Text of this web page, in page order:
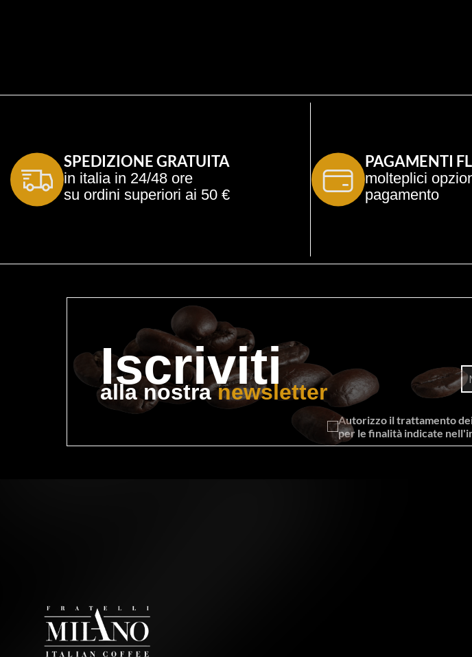
SPEDIZIONE GRATUITA
in italia in 24/48 ore
su ordini superiori ai 50 €
PAGAMENTI
molteplici
pagamento
Iscriviti
alla nostra newsletter
Autorizzo il trattamento
per le finalità indicate